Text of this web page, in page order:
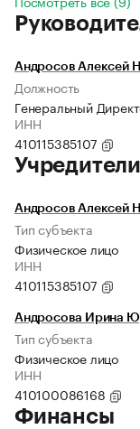
Андросов Алексей
Должность
Генеральный
ИНН
410115385107
Учредители
Андросов Алексей
Тип субъекта
Физическое лицо
ИНН
410115385107
Андросова Ирина
Тип субъекта
Физическое лицо
ИНН
410100086168
Финансы